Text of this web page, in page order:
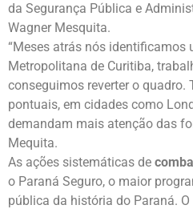
da Segurança Pública e
Wagner Mesquita.
“Meses atrás nós identificamos
Metropolitana de Curitiba,
conseguimos reverter o
pontuais, em cidades como
demandam mais atenção das
Mequita.
As ações sistemáticas de
o Paraná Seguro, o maior
pública da história do Paraná.